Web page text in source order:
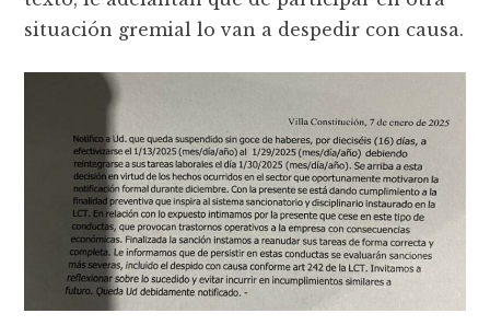
situación gremial lo van a despedir con causa.